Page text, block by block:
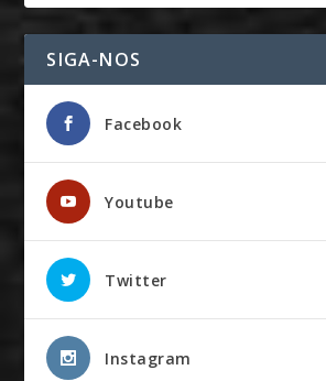
SIGA-NOS
Facebook
Youtube
Twitter
Instagram